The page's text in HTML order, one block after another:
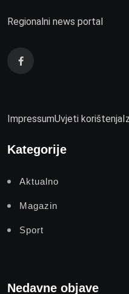
Regionalni news portal
ImpressumUvjeti korištenja
Kategorije
Aktualno
Magazin
Sport
Nedavne objave